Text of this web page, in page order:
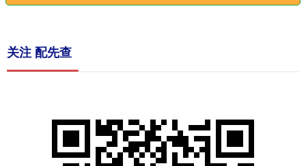
关注 配先查